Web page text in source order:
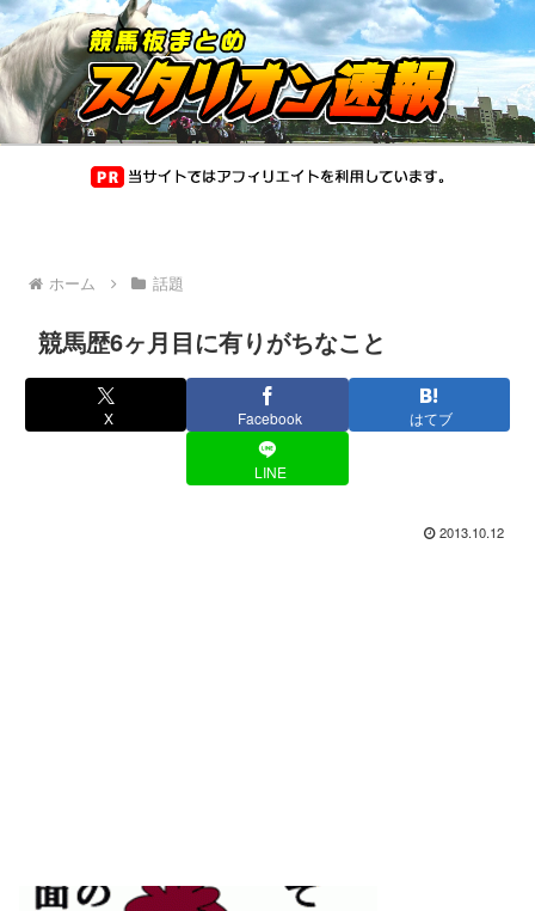
ホーム 話題
競馬歴6ヶ月目に有りがちなこと
X Facebook はてブ
LINE
2013.10.12